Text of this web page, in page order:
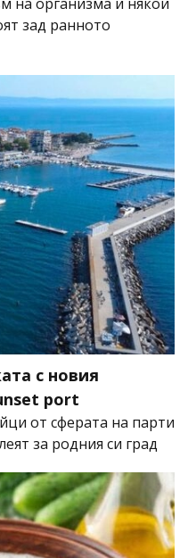
зад ранното
с новия
port
от сферата на парти
за родния си град